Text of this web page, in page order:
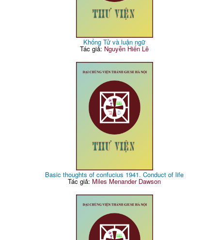
Khổng Tử và luận ngữ
Tác giả: Nguyễn Hiến Lê
Basic thoughts of confucius 1941. Conduct of life
Tác giả: Miles Menander Dawson